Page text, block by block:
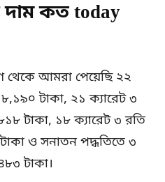
দাম কত today
থেকে আমরা পেয়েছি ২২
টাকা, ২১ ক্যারেট ৩
টাকা, ১৮ ক্যারেট ৩ রতি
ও সনাতন পদ্ধতিতে ৩
টাকা।